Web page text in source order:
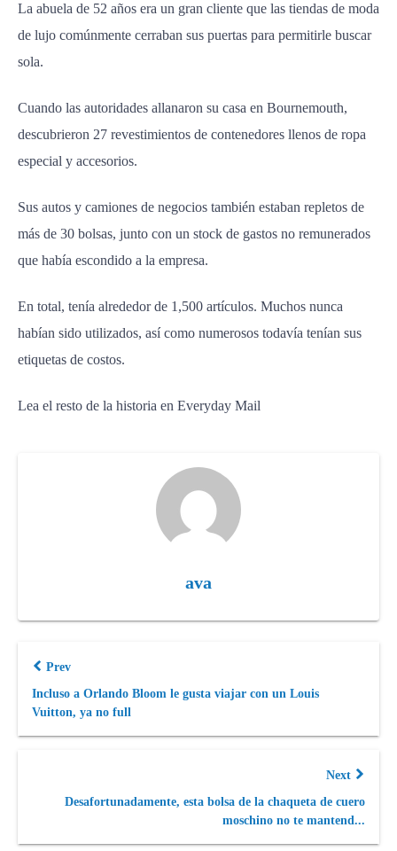
La abuela de 52 años era un gran cliente que las tiendas de moda
de lujo comúnmente cerraban sus puertas para permitirle buscar
sola.
Cuando las autoridades allanaron su casa en Bournemouth,
descubrieron 27 revestimientos de contenedores llenos de ropa
especial y accesorios.
Sus autos y camiones de negocios también estaban repletos de
más de 30 bolsas, junto con un stock de gastos no remunerados
que había escondido a la empresa.
En total, tenía alrededor de 1,500 artículos. Muchos nunca
habían sido utilizados, así como numerosos todavía tenían sus
etiquetas de costos.
Lea el resto de la historia en Everyday Mail
ava
Prev
Incluso a Orlando Bloom le gusta viajar con un Louis
Vuitton, ya no full
Next
Desafortunadamente, esta bolsa de la chaqueta de cuero
moschino no te mantend...